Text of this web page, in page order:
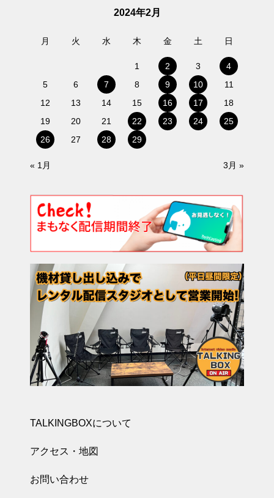
2024年2月
月 火 水 木 金 土 日
1 2 3
4
5
6 7 8 9 10
11
12
13 14 15 16 17
18
19
20 21 22 23 24
25
26
27 28 29
« 1月 3月 »
TALKINGBOXについて
アクセス・地図
お問い合わせ